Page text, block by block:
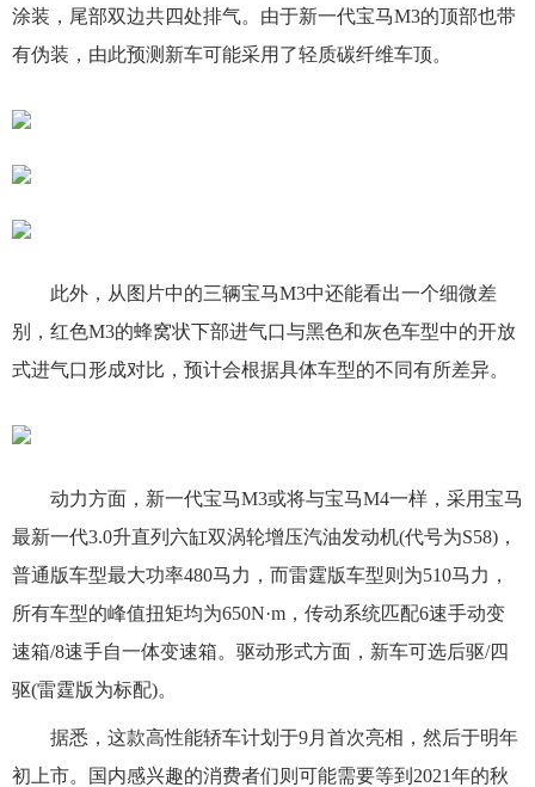
涂装，尾部双边共四处排气。由于新一代宝马M3的顶部也带
有伪装，由此预测新车可能采用了轻质碳纤维车顶。
此外，从图片中的三辆宝马M3中还能看出一个细微差
别，红色M3的蜂窝状下部进气口与黑色和灰色车型中的开放
式进气口形成对比，预计会根据具体车型的不同有所差异。
动力方面，新一代宝马M3或将与宝马M4一样，采用宝马
最新一代3.0升直列六缸双涡轮增压汽油发动机(代号为S58)，
普通版车型最大功率480马力，而雷霆版车型则为510马力，
所有车型的峰值扭矩均为650N·m，传动系统匹配6速手动变
速箱/8速手自一体变速箱。驱动形式方面，新车可选后驱/四
驱(雷霆版为标配)。
据悉，这款高性能轿车计划于9月首次亮相，然后于明年
初上市。国内感兴趣的消费者们则可能需要等到2021年的秋